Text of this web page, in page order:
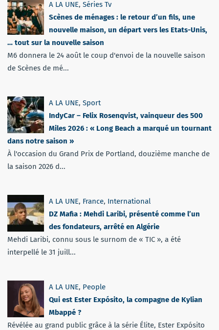
A LA UNE, Séries Tv
Scènes de ménages : le retour d’un fils, une
nouvelle maison, un départ vers les Etats-Unis,
… tout sur la nouvelle saison
M6 donnera le 24 août le coup d'envoi de la nouvelle saison
de Scènes de mé...
A LA UNE, Sport
IndyCar – Felix Rosenqvist, vainqueur des 500
Miles 2026 : « Long Beach a marqué un tournant
dans notre saison »
À l'occasion du Grand Prix de Portland, douzième manche de
la saison 2026 d...
A LA UNE, France, International
DZ Mafia : Mehdi Laribi, présenté comme l’un
des fondateurs, arrêté en Algérie
Mehdi Laribi, connu sous le surnom de « TIC », a été
interpellé le 31 juill...
A LA UNE, People
Qui est Ester Expósito, la compagne de Kylian
Mbappé ?
Révélée au grand public grâce à la série Élite, Ester Expósito